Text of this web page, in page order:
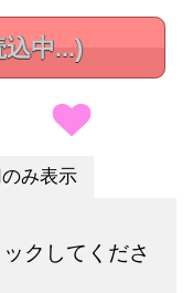
込中...)
み表示
クしてくださ